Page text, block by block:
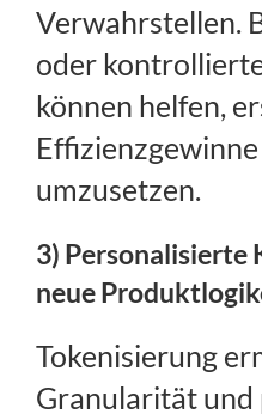
Verwahrstellen.
oder
können helfen,
umzusetzen.
3) Personalisierte
neue
Tokenisierung
Granularität und